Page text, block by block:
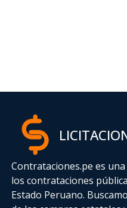
Contrataciones.pe es
los contrataciones
Estado Peruano.